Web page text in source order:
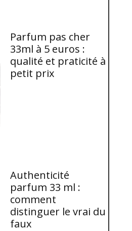
Parfum pas cher
33ml à 5 euros :
qualité et praticité à
petit prix
Authenticité
parfum 33 ml :
comment
distinguer le vrai du
faux